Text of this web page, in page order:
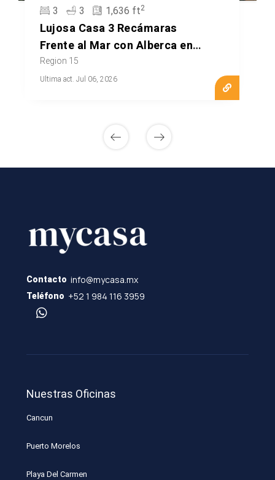
3 3 1,636 ft2
Lujosa Casa 3 Recámaras
Frente al Mar con Alberca en
Tulum
Region 15
Ultima act. Jul 06, 2026
Contacto info@mycasa.mx
Teléfono +52 1 984 116 3959
Nuestras Oficinas
Cancun
Puerto Morelos
Playa Del Carmen